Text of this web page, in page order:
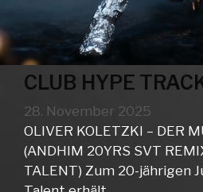
CLUB HYPE
28. November 2025
OLIVER KOLETZKI – DER
(ANDHIM 20YRS SVT
TALENT) Zum 20-jährigen